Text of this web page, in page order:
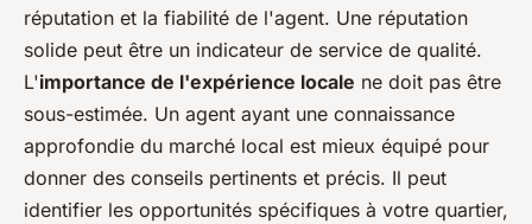
réputation et la fiabilité de l'agent. Une réputation
solide peut être un indicateur de service de qualité.
L'importance de l'expérience locale ne doit pas être
sous-estimée. Un agent ayant une connaissance
approfondie du marché local est mieux équipé pour
donner des conseils pertinents et précis. Il peut
identifier les opportunités spécifiques à votre quartier,